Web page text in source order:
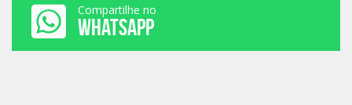
Compartilhe no
WHATSAPP